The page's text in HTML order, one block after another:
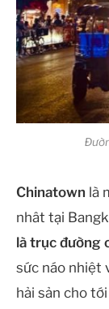
Chinatown là
nhât tại
là trục đường
sức náo nhiệt
hải sản cho